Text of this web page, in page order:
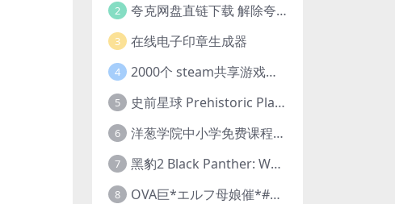
2 夸克网盘直链下载 解除夸克网盘下载限制 油猴脚本
3 在线电子印章生成器
4 2000个 steam共享游戏账号 离线steam账号分享
5 史前星球 Prehistoric Planet (2022) 中字 1080p 高清 阿里云盘 2022.5.27已更新全集
6 洋葱学院中小学免费课程集合 云盘下载
7 黑豹2 Black Panther: Wakanda Forever (2022) 高清版
8 OVA巨*エルフ母娘催*#1エルフの国を蹂*する男。汚された女王と姫